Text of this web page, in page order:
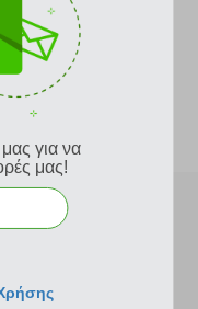
για να
μας!